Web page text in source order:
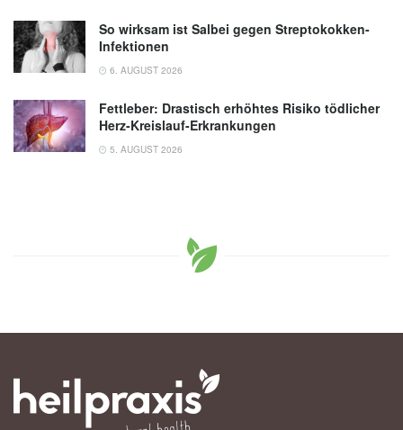
So wirksam ist Salbei gegen Streptokokken-
Infektionen
6. AUGUST 2026
Fettleber: Drastisch erhöhtes Risiko tödlicher
Herz-Kreislauf-Erkrankungen
5. AUGUST 2026